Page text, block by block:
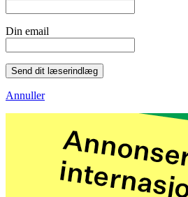
Din email
Send dit læserindlæg
Annuller